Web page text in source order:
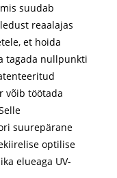
suudab
reaalajas
et hoida
tagada nullpunkti
võib töötada
suurepärane
optilise
elueaga UV-